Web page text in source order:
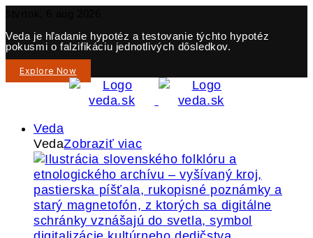
Veda je hľadanie hypotéz a testovanie týchto hypotéz
pokusmi o falzifikáciu jednotlivých dôsledkov.
Explore Now
Veda
VedaZobraziť viac